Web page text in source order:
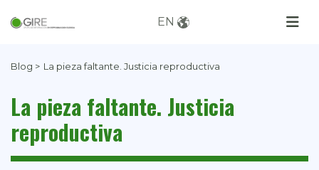
EN
Blog > La pieza faltante. Justicia reproductiva
La pieza faltante. Justicia
reproductiva